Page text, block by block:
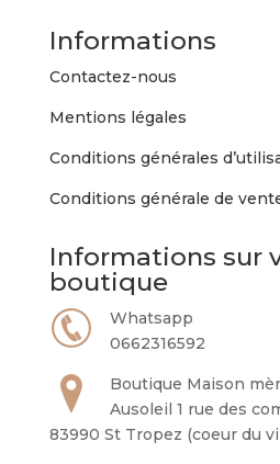
Informations
Contactez-nous
Mentions légales
Conditions générales
Conditions générale de
Informations sur
boutique
Whatsapp
0662316592
Boutique Maison
Ausoleil 1 rue des
83990 St Tropez (coeur du